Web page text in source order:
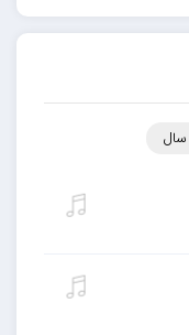
سال